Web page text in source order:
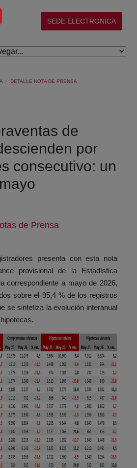
(abre en nueva ventana)
SEDE ELECTRONICA
DETALLE NOTA DE PRENSA
de
por
consecutivo: un
de Prensa
presenta con esta nota
provisional de la Estadística
correspondiente a mayo de 2026,
sobre el 95,4 % de los registros
se sintetiza la evolución interanual